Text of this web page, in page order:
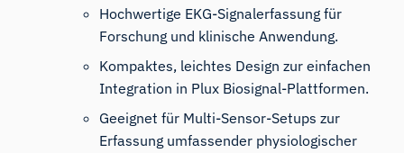
Hochwertige EKG-Signalerfassung für
Forschung und klinische Anwendung.
Kompaktes, leichtes Design zur einfachen
Integration in Plux Biosignal-Plattformen.
Geeignet für Multi-Sensor-Setups zur
Erfassung umfassender physiologischer